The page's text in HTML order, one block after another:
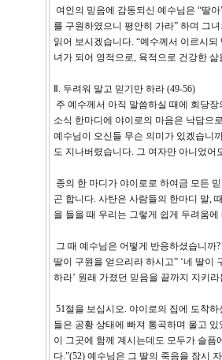
여인의 믿음에 감동되신 예수님은 “딸
를 구원하였으니 평안히 가라” 하며 그
읽어 보시겠습니다. “예수께서 이르시
녀가 되어 영적으로, 육적으로 건강한
Ⅱ. 두려워 말고 믿기만 하라 (49-56)
주 예수께서 아직 말씀하실 때에 회당
소식 한마디에 야이로의 마음은 낙담으
예수님이 오신들 무슨 의미가 있겠습니
도 지나버렸습니다. 그 여자만 아니었어
종의 한 마디가 야이로로 하여금 모든
곤 합니다. 사탄은 사람들의 한마디 말,
을 들을 때 우리는 그렇게 쉽게 두려움
그 때 예수님은 어떻게 반응하셨습니까
딸이 구원을 얻으리라 하시고” ‘네 딸이
하라’ 원래 가졌던 믿음을 끝까지 지키
51절을 보십시오. 야이로의 집에 도착
들은 공황 상태에 빠져 통곡하며 울고
이 그곳에 함께 계시는데도 모두가 슬픔
다.”(52) 예수님은 그 딸의 죽음을 잠시